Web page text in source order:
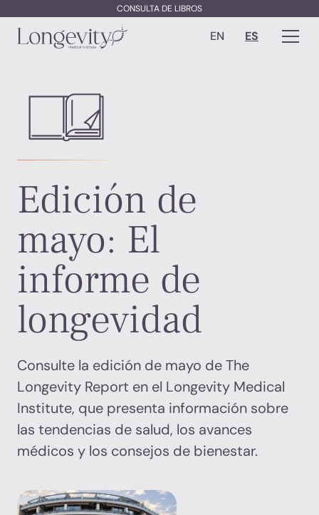
CONSULTA DE LIBROS
EN ES
Edición de
mayo: El
informe de
longevidad
Consulte la edición de mayo de The
Longevity Report en el Longevity Medical
Institute, que presenta información sobre
las tendencias de salud, los avances
médicos y los consejos de bienestar.